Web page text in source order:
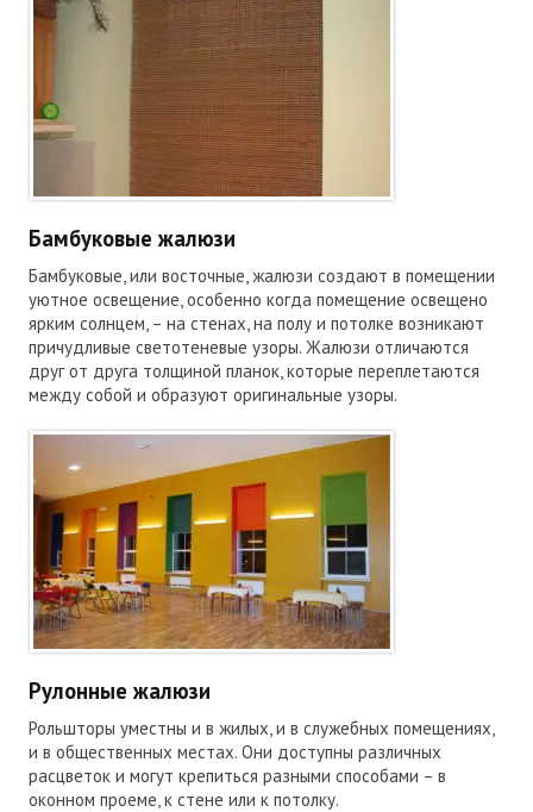
Бамбуковые жалюзи
Бамбуковые, или восточные, жалюзи создают в помещении
уютное освещение, особенно когда помещение освещено
ярким солнцем, – на стенах, на полу и потолке возникают
причудливые светотеневые узоры. Жалюзи отличаются
друг от друга толщиной планок, которые переплетаются
между собой и образуют оригинальные узоры.
Рулонные жалюзи
Рольшторы уместны и в жилых, и в служебных помещениях,
и в общественных местах. Они доступны различных
расцветок и могут крепиться разными способами – в
оконном проеме, к стене или к потолку.